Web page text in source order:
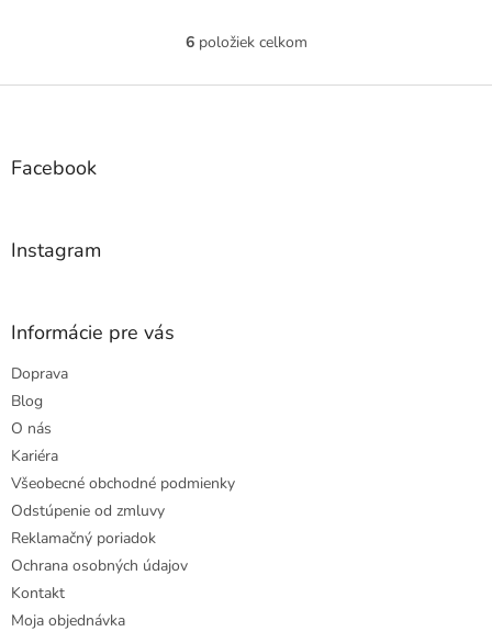
O
l
6položiek celkom
Z
Facebook
Instagram
Informácie pre vás
Doprava
Blog
O nás
Kariéra
Všeobecné obchodné podmienky
Odstúpenie od zmluvy
Reklamačný poriadok
Ochrana osobných údajov
Kontakt
Moja objednávka